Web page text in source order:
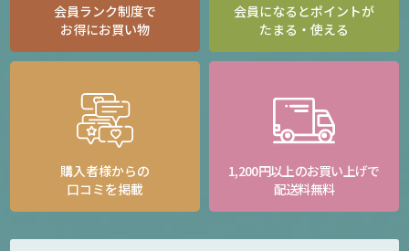
会員ランク制度で
お得にお買い物
会員になるとポイントが
たまる・使える
購入者様からの
口コミを掲載
1,200円以上のお買い上げで
配送料無料